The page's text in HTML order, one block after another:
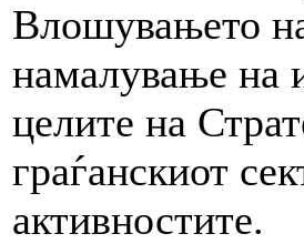
Влошувањето
намалување на
целите на
граѓанскиот
активностите.